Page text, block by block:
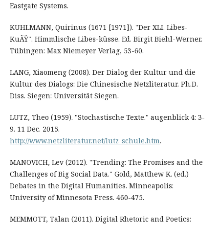
Eastgate Systems.
KUHLMANN, Quirinus (1671 [1971]). "Der XLI. Libes-
KuÃŸ". Himmlische Libes-küsse. Ed. Birgit Biehl-Werner.
Tübingen: Max Niemeyer Verlag, 53-60.
LANG, Xiaomeng (2008). Der Dialog der Kultur und die
Kultur des Dialogs: Die Chinesische Netzliteratur. Ph.D.
Diss. Siegen: Universität Siegen.
LUTZ, Theo (1959). "Stochastische Texte." augenblick 4: 3-
9. 11 Dec. 2015.
http://www.netzliteratur.net/lutz_schule.htm.
MANOVICH, Lev (2012). "Trending: The Promises and the
Challenges of Big Social Data." Gold, Matthew K. (ed.)
Debates in the Digital Humanities. Minneapolis:
University of Minnesota Press. 460-475.
MEMMOTT, Talan (2011). Digital Rhetoric and Poetics: